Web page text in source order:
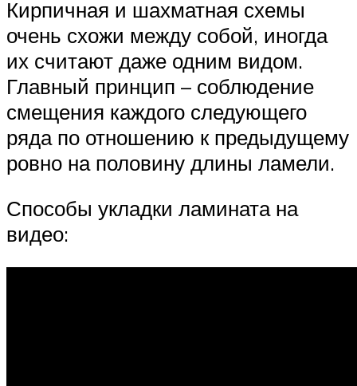
Кирпичная и шахматная схемы
очень схожи между собой, иногда
их считают даже одним видом.
Главный принцип – соблюдение
смещения каждого следующего
ряда по отношению к предыдущему
ровно на половину длины ламели.
Способы укладки ламината на
видео: